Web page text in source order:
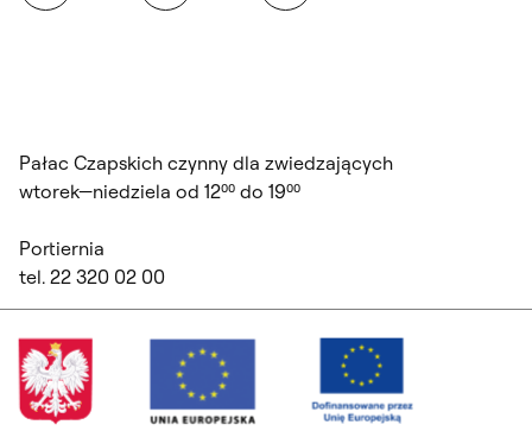
Pałac Czapskich czynny dla zwiedzających
wtorek—niedziela od 12⁰⁰ do 19⁰⁰
Portiernia
tel. 22 320 02 00